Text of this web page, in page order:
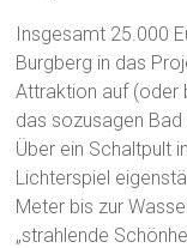
Insgesamt 25.000
Burgberg in das
Attraktion auf (oder
das sozusagen
Über ein Schaltpult
Lichterspiel
Meter bis zur
„strahlende